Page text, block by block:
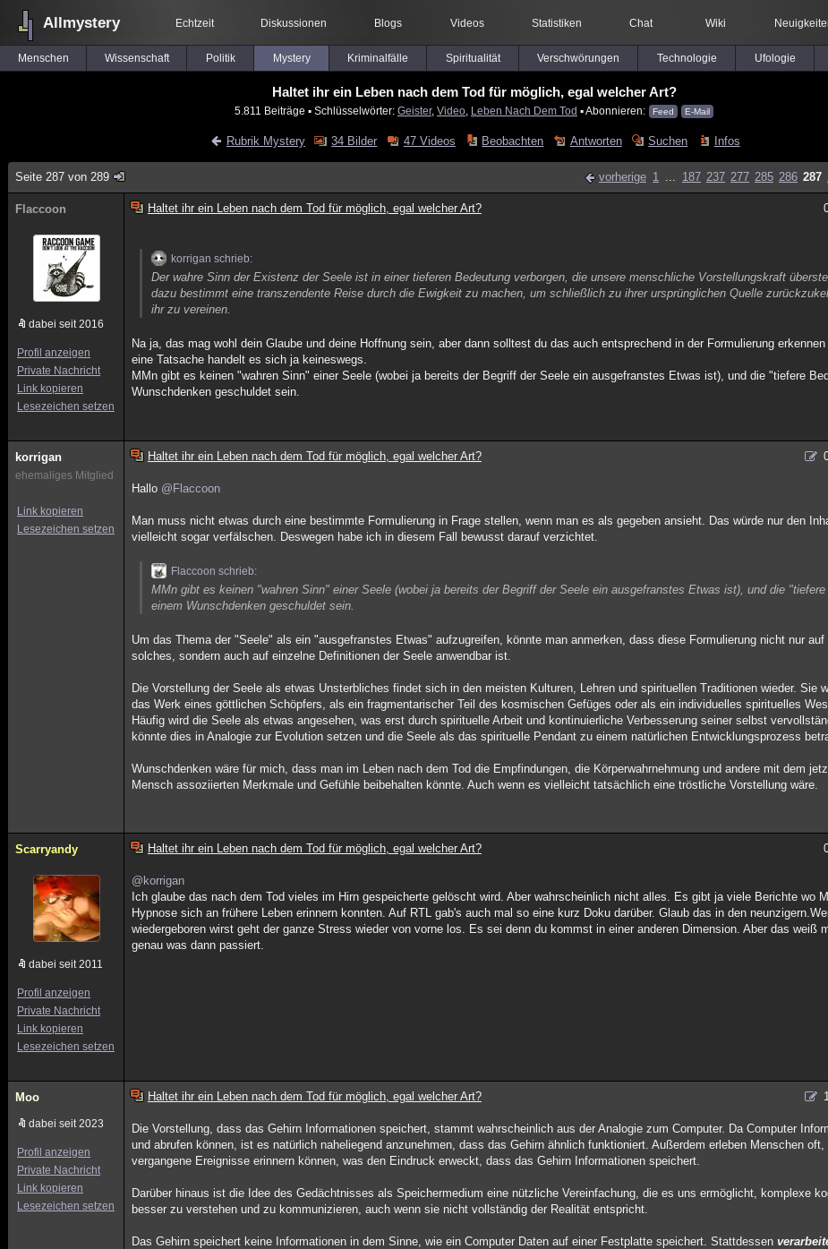
Allmystery Echtzeit Diskussionen Blogs Videos Statistiken Chat Wiki
Menschen Wissenschaft Politik Mystery Kriminalfälle Spiritualität Verschwörungen Technologie Ufologie
Haltet ihr ein Leben nach dem Tod für möglich, egal welcher Art?
5.811 Beiträge ▪ Schlüsselwörter: Geister, Video Leben Nach Dem Tod ▪ Abonnieren: Feed E-Mail
Rubrik Mystery 34 Bilder 47 Videos Beobachten Antworten Suchen Infos
Seite 287 von 289 vorherige 1 ... 187 237 277 285 286 287
Flaccoon
dabei seit 2016
Profil anzeigen
Private Nachricht
Link kopieren
Lesezeichen setzen
Haltet ihr ein Leben nach dem Tod für möglich, egal welcher Art?
korrigan schrieb:
Der wahre Sinn der Existenz der Seele ist in einer tieferen Bedeutung verborgen, die unsere menschliche Vorstellungskraft
dazu bestimmt eine transzendente Reise durch die Ewigkeit zu machen, um schließlich zu ihrer ursprünglichen Quelle
ihr zu vereinen.
Na ja, das mag wohl dein Glaube und deine Hoffnung sein, aber dann solltest du das auch entsprechend in der Formulierung
eine Tatsache handelt es sich ja keineswegs.
MMn gibt es keinen "wahren Sinn" einer Seele (wobei ja bereits der Begriff der Seele ein ausgefranstes Etwas ist), und die "tiefere
Wunschdenken geschuldet sein.
korrigan
ehemaliges Mitglied
Link kopieren
Lesezeichen setzen
Haltet ihr ein Leben nach dem Tod für möglich, egal welcher Art?
Hallo @Flaccoon
Man muss nicht etwas durch eine bestimmte Formulierung in Frage stellen, wenn man es als gegeben ansieht. Das würde nur den
vielleicht sogar verfälschen. Deswegen habe ich in diesem Fall bewusst darauf verzichtet.
Flaccoon schrieb:
MMn gibt es keinen "wahren Sinn" einer Seele (wobei ja bereits der Begriff der Seele ein ausgefranstes Etwas ist), und die
einem Wunschdenken geschuldet sein.
Um das Thema der "Seele" als ein "ausgefranstes Etwas" aufzugreifen, könnte man anmerken, dass diese Formulierung nicht nur auf
solches, sondern auch auf einzelne Definitionen der Seele anwendbar ist.
Die Vorstellung der Seele als etwas Unsterbliches findet sich in den meisten Kulturen, Lehren und spirituellen Traditionen wieder. Sie
das Werk eines göttlichen Schöpfers, als ein fragmentarischer Teil des kosmischen Gefüges oder als ein individuelles spirituelles
Häufig wird die Seele als etwas angesehen, was erst durch spirituelle Arbeit und kontinuierliche Verbesserung seiner selbst
könnte dies in Analogie zur Evolution setzen und die Seele als das spirituelle Pendant zu einem natürlichen Entwicklungsprozess
Wunschdenken wäre für mich, dass man im Leben nach dem Tod die Empfindungen, die Körperwahrnehmung und andere mit dem
Mensch assoziierten Merkmale und Gefühle beibehalten könnte. Auch wenn es vielleicht tatsächlich eine tröstliche Vorstellung wäre.
Scarryandy
dabei seit 2011
Profil anzeigen
Private Nachricht
Link kopieren
Lesezeichen setzen
Haltet ihr ein Leben nach dem Tod für möglich, egal welcher Art?
@korrigan
Ich glaube das nach dem Tod vieles im Hirn gespeicherte gelöscht wird. Aber wahrscheinlich nicht alles. Es gibt ja viele Berichte wo
Hypnose sich an frühere Leben erinnern konnten. Auf RTL gab's auch mal so eine kurz Doku darüber. Glaub das in den
wiedergeboren wirst geht der ganze Stress wieder von vorne los. Es sei denn du kommst in einer anderen Dimension. Aber das weiß
genau was dann passiert.
Moo
dabei seit 2023
Profil anzeigen
Private Nachricht
Link kopieren
Lesezeichen setzen
Haltet ihr ein Leben nach dem Tod für möglich, egal welcher Art?
Die Vorstellung, dass das Gehirn Informationen speichert, stammt wahrscheinlich aus der Analogie zum Computer. Da Computer
und abrufen können, ist es natürlich naheliegend anzunehmen, dass das Gehirn ähnlich funktioniert. Außerdem erleben Menschen
vergangene Ereignisse erinnern können, was den Eindruck erweckt, dass das Gehirn Informationen speichert.
Darüber hinaus ist die Idee des Gedächtnisses als Speichermedium eine nützliche Vereinfachung, die es uns ermöglicht, komplexe
besser zu verstehen und zu kommunizieren, auch wenn sie nicht vollständig der Realität entspricht.
Das Gehirn speichert keine Informationen in dem Sinne, wie ein Computer Daten auf einer Festplatte speichert. Stattdessen